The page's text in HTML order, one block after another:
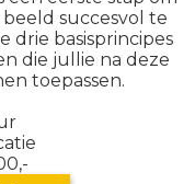
succesvol te
drie basisprincipes
die jullie na deze
toepassen.